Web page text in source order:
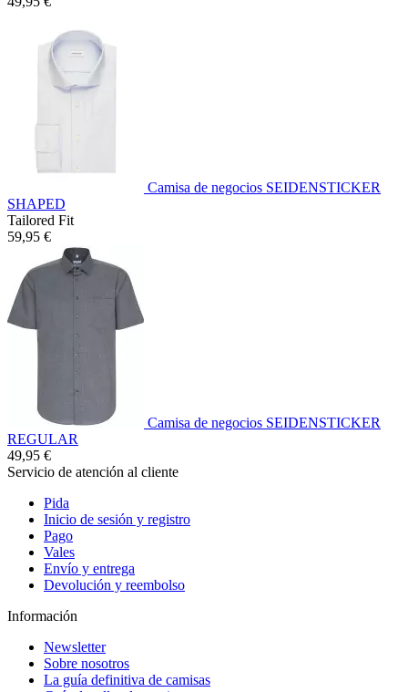
Camisa de negocios SEIDENSTICKER
SHAPED
Tailored Fit
59,95 €
Camisa de negocios SEIDENSTICKER
REGULAR
49,95 €
Servicio de atención al cliente
Pida
Inicio de sesión y registro
Pago
Vales
Envío y entrega
Devolución y reembolso
Información
Newsletter
Sobre nosotros
La guía definitiva de camisas